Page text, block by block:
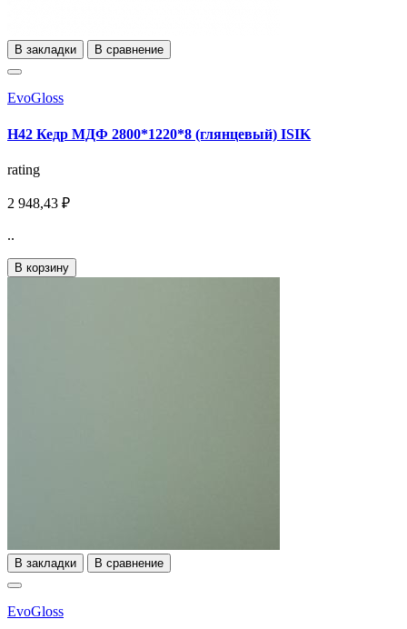
В закладки В сравнение
EvoGloss
H42 Кедр МДФ 2800*1220*8 (глянцевый) ISIK
rating
2 948,43 ₽
..
В корзину
В закладки В сравнение
EvoGloss